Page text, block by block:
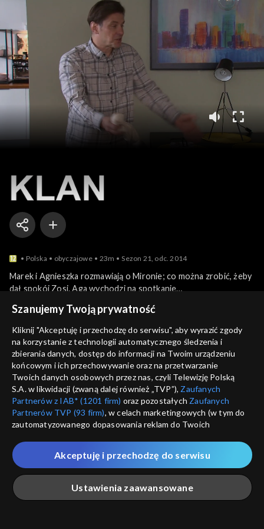
Klan
Polska obyczajowe 23m Sezon 21, odc. 2014
Marek i Agnieszka rozmawiają o Mironie; co można zrobić, żeby
dał spokój Zosi. Aga wychodzi na spotkanie
Zosia jest dla niego najważniejszą istotą na świecie. Agnieszce
jakoś trudno uwierzyć w czyste intencje ojca Zosi.
Koziełło kombinuje, jak zwrócić zabytkową monetę
Marczyńskiemu i odzyskać niemałą kwotę, która uprzednio
była przeznaczona na zakup wymarzonej działki. Jednak ku
zaskoczeniu Tadeusza Surmaczowa nie chce, aby mąż oddawał
swój skarb z powrotem.
Beata omawia z Agnieszką, jak ma wyglądać nowy folder
reklamujący jej produkty kosmetyczne.
Stasia stłukła
nogę, jeżdżąc na sankach z wnukami Jeremiasza.
więcej
Sezony i odcinki
Wybierz
4701–4800
4601–4700
4501–4600
4401–4500
Rekomendowane dla Ciebie
Szanujemy Twoją prywatność
Kliknij "Akceptuję i przechodzę do serwisu", aby wyrazić zgody
na korzystanie z technologii automatycznego śledzenia i
zbierania danych, dostęp do informacji na Twoim urządzeniu
końcowym i ich przechowywanie oraz na przetwarzanie
Twoich danych osobowych przez nas, czyli Telewizję Polską
S.A. w likwidacji (zwaną dalej również „TVP”), Zaufanych
Partnerów z IAB* (1201 firm) oraz pozostałych Zaufanych
Partnerów TVP (93 firm), w celach marketingowych (w tym do
zautomatyzowanego dopasowania reklam do Twoich
które wskazujemy poniżej, a także zgody na udostępnianie
przez nas identyfikatora PPID do Google.
Twoje dane osobowe zbierane podczas odwiedzania przez
Ciebie naszych
poszczególnych serwisówzwanych dalej
„Portalem”, w tym informacje zapisywane za pomocą
Ustawienia zaawansowane
Akceptuję i przechodzę do serwisu